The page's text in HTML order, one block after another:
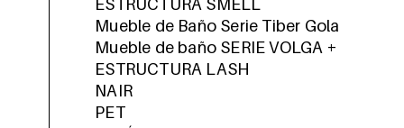
ESTRUCTURA SMELL
Mueble de Baño Serie Tiber Gola
Mueble de baño SERIE VOLGA +
ESTRUCTURA LASH
NAIR
PET